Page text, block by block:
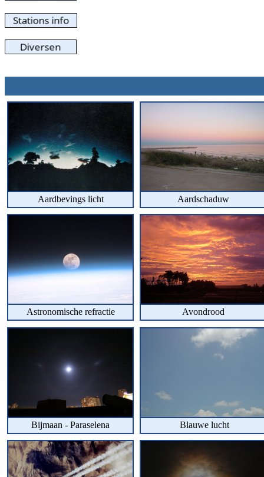
Aardbevings licht Aardschaduw
Astronomische refractie Avondrood
Bijmaan - Paraselena Blauwe lucht